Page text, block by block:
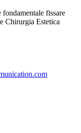
fissare
Chirurgia Estetica